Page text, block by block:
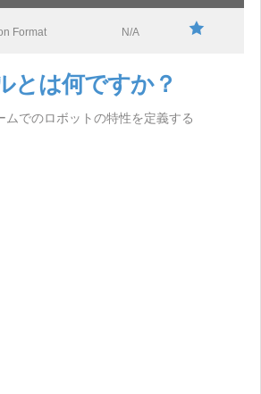
Format N/A
とは何ですか？
ムでのロボットの特性を定義する